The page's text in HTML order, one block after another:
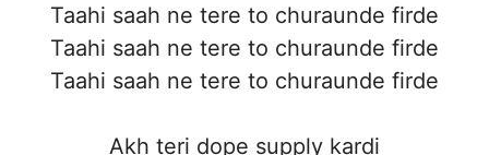
Taahi saah ne tere to churaunde firde
Taahi saah ne tere to churaunde firde
Taahi saah ne tere to churaunde firde
Akh teri dope supply kardi